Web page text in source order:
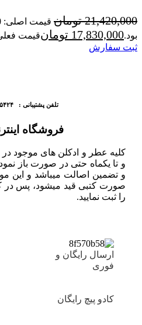
21,420,000 تومان
بود.17,830,000 تومانقیمت فعلی: 17,830,000
ثبت سفارش
تلفن پشتیبانی : ۰۲۱۴۴۷۳۵۴۲۴
فروشگاه
کلیه عطر و ادکلن های موجود
و تا یکماه حتی در صورت باز
و تضمین اصالت میباشد و این
صورت کتبی قید میشود، پس در
را ثبت نمایید.
ارسال رایگان و
فوری
کادو پیچ رایگان